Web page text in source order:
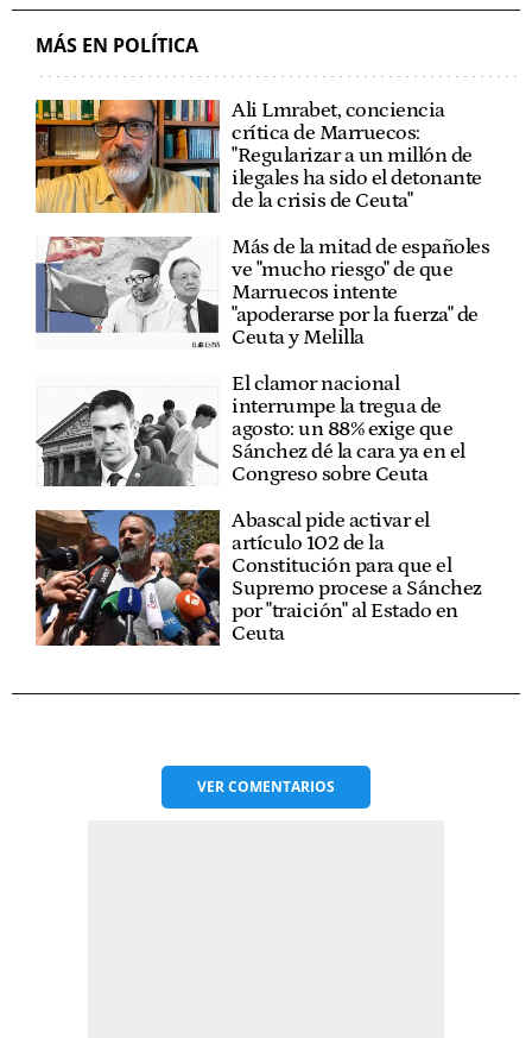
MÁS EN POLÍTICA
Ali Lmrabet, conciencia
crítica de Marruecos:
"Regularizar a un millón de
ilegales ha sido el detonante
de la crisis de Ceuta"
Más de la mitad de españoles
ve "mucho riesgo" de que
Marruecos intente
"apoderarse por la fuerza" de
Ceuta y Melilla
El clamor nacional
interrumpe la tregua de
agosto: un 88% exige que
Sánchez dé la cara ya en el
Congreso sobre Ceuta
Abascal pide activar el
artículo 102 de la
Constitución para que el
Supremo procese a Sánchez
por "traición" al Estado en
Ceuta
VERCOMENTARIOS